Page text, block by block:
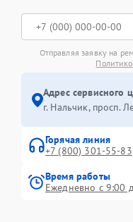
Отправляя заявку на
Адрес сервисного
г. Нальчик, просп.
Горячая линия
+7 (800) 301-55-83
Время работы
Ежедневно с 9:00